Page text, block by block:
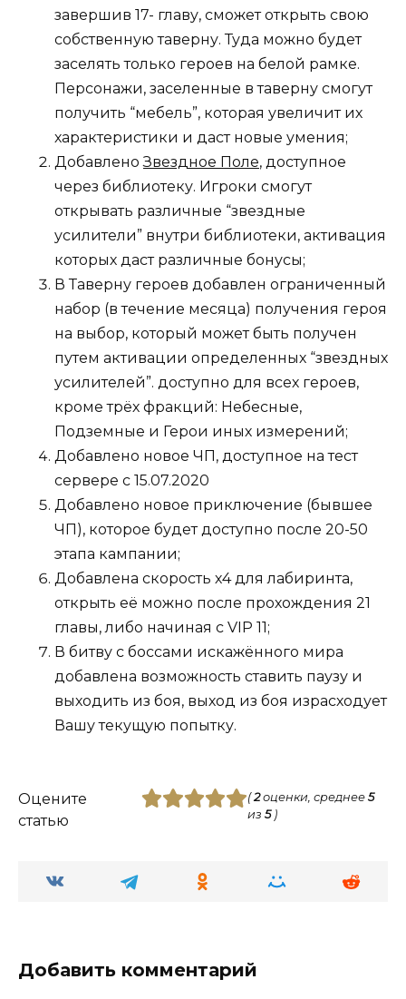
завершив 17- главу, сможет открыть свою
собственную таверну. Туда можно будет
заселять только героев на белой рамке.
Персонажи, заселенные в таверну смогут
получить “мебель”, которая увеличит их
характеристики и даст новые умения;
ДобавленоЗвездное Поле, доступное
через библиотеку. Игроки смогут
открывать различные “звездные
усилители” внутри библиотеки, активация
которых даст различные бонусы;
В Таверну героев добавлен ограниченный
набор (в течение месяца) получения героя
на выбор, который может быть получен
путем активации определенных “звездных
усилителей”. доступно для всех героев,
кроме трёх фракций: Небесные,
Подземные и Герои иных измерений;
Добавлено новое ЧП, доступное на тест
сервере с 15.07.2020
Добавлено новое приключение (бывшее
ЧП), которое будет доступно после 20-50
этапа кампании;
Добавлена скорость х4 для лабиринта,
открыть её можно после прохождения 21
главы, либо начиная с VIP 11;
В битву с боссами искажённого мира
добавлена возможность ставить паузу и
выходить из боя, выход из боя израсходует
Вашу текущую попытку.
Оцените
статью
(2оценки, среднее 5
из 5)
Добавить комментарий